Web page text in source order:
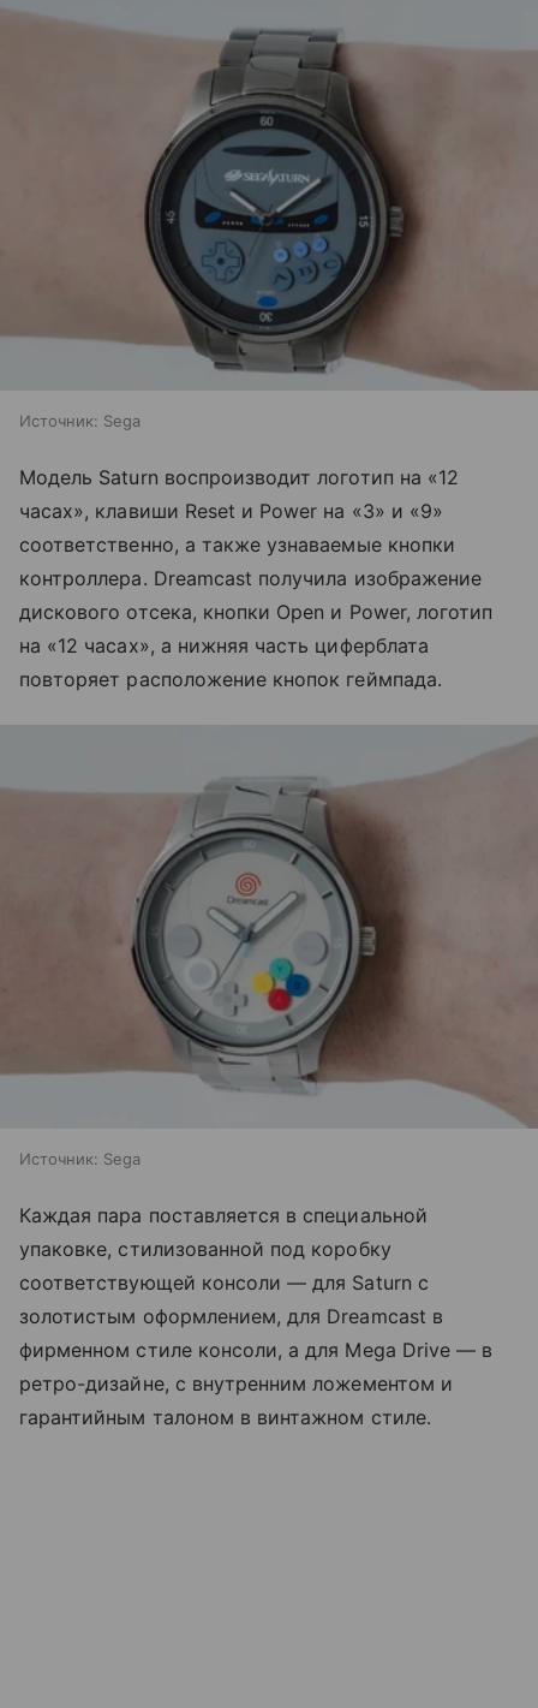
Источник: Sega
Модель Saturn воспроизводит логотип на «12
часах», клавиши Reset и Power на «3» и «9»
соответственно, а также узнаваемые кнопки
контроллера. Dreamcast получила изображение
дискового отсека, кнопки Open и Power, логотип
на «12 часах», а нижняя часть циферблата
повторяет расположение кнопок геймпада.
Источник: Sega
Каждая пара поставляется в специальной
упаковке, стилизованной под коробку
соответствующей консоли — для Saturn с
золотистым оформлением, для Dreamcast в
фирменном стиле консоли, а для Mega Drive — в
ретро-дизайне, с внутренним ложементом и
гарантийным талоном в винтажном стиле.